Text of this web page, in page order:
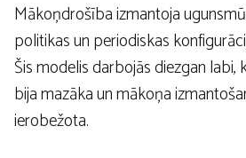
Mākoņdrošība izmantoja
politikas un periodiskas
Šis modelis darbojās diezgan
bija mazāka un mākoņa
ierobežota.